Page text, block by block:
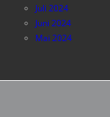
Juli 2024
Juni 2024
Mai 2024